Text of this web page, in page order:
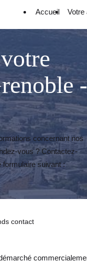
Accueil Votre
concernant nos
vous ?Contactez-
formulaire suivant :
contact